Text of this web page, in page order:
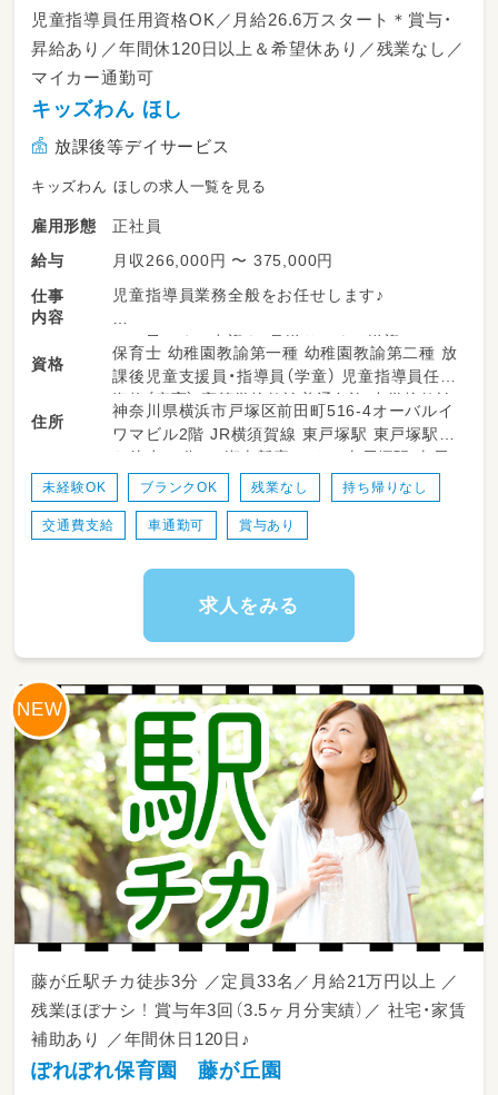
児童指導員任用資格OK／月給26.6万スタート＊賞与・
昇給あり／年間休120日以上＆希望休あり／残業なし／
マイカー通勤可
キッズわん ほし
放課後等デイサービス
キッズわん ほしの求人一覧を見る
雇用形態
正社員
給与
月収266,000円 〜 375,000円
仕事
内容
児童指導員業務全般をお任せします♪
＊お子さまの出迎え・見送りおよび送迎
＊児童の健康状態のチェックや日中の温かい見
守り・寄り添い
＊工作や運動レクリエーションなど療育プログ
ラムの企画・進行
ケーションのサポート
＊保護者さまへの一日のご様子の報告・共有
＊正社員・パートスタッフ間の申し送りや活動
＊施設内の衛生管理やおもちゃ・備品の消毒・片
※正社員として、日々の療育プログラムの提案
ススムーズな連携など、中心となって施設を支
えていただくお仕事です✨
資格
保育士 幼稚園教諭第一種 幼稚園教諭第二種 放
課後児童支援員・指導員（学童） 児童指導員任用
資格（療育） 高等学校教諭普通免許 中学校教諭
普通免許 小学校教諭普通免許 社会福祉士 言語
聴覚士 作業療法士 理学療法士 心理士 普通自
動車運転免許
住所
神奈川県横浜市戸塚区前田町516-4オーバルイ
ワマビル2階 JR横須賀線 東戸塚駅 東戸塚駅か
ら徒歩15分 JR湘南新宿ライン 東戸塚駅 東戸
塚駅から徒歩15分
未経験OK ブランクOK 残業なし 持ち帰りなし
交通費支給 車通勤可 賞与あり
求人をみる
藤が丘駅チカ徒歩3分 ／定員33名／月給21万円以上 ／
残業ほぼナシ ！ 賞与年3回（3.5ヶ月分実績）／ 社宅・家賃
補助あり ／年間休日120日♪
ぽれぽれ保育園 藤が丘園